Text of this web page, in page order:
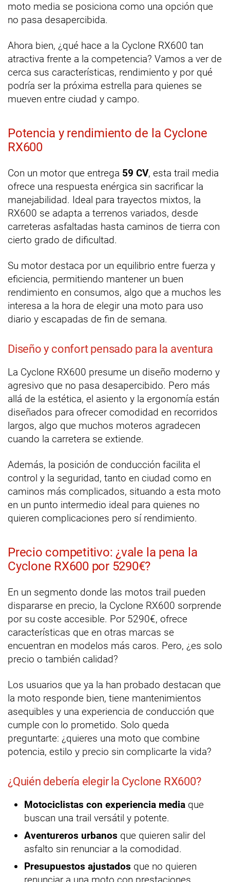
moto media se posiciona como una opción que
no pasa desapercibida.
Ahora bien, ¿qué hace a la Cyclone RX600 tan
atractiva frente a la competencia? Vamos a ver de
cerca sus características, rendimiento y por qué
podría ser la próxima estrella para quienes se
mueven entre ciudad y campo.
Potencia y rendimiento de la Cyclone
RX600
Con un motor que entrega 59 CV, esta trail media
ofrece una respuesta enérgica sin sacrificar la
manejabilidad. Ideal para trayectos mixtos, la
RX600 se adapta a terrenos variados, desde
carreteras asfaltadas hasta caminos de tierra con
cierto grado de dificultad.
Su motor destaca por un equilibrio entre fuerza y
eficiencia, permitiendo mantener un buen
rendimiento en consumos, algo que a muchos les
interesa a la hora de elegir una moto para uso
diario y escapadas de fin de semana.
Diseño y confort pensado para la aventura
La Cyclone RX600 presume un diseño moderno y
agresivo que no pasa desapercibido. Pero más
allá de la estética, el asiento y la ergonomía están
diseñados para ofrecer comodidad en recorridos
largos, algo que muchos moteros agradecen
cuando la carretera se extiende.
Además, la posición de conducción facilita el
control y la seguridad, tanto en ciudad como en
caminos más complicados, situando a esta moto
en un punto intermedio ideal para quienes no
quieren complicaciones pero sí rendimiento.
Precio competitivo: ¿vale la pena la
Cyclone RX600 por 5290€?
En un segmento donde las motos trail pueden
dispararse en precio, la Cyclone RX600 sorprende
por su coste accesible. Por 5290€, ofrece
características que en otras marcas se
encuentran en modelos más caros. Pero, ¿es solo
precio o también calidad?
Los usuarios que ya la han probado destacan que
la moto responde bien, tiene mantenimientos
asequibles y una experiencia de conducción que
cumple con lo prometido. Solo queda
preguntarte: ¿quieres una moto que combine
potencia, estilo y precio sin complicarte la vida?
¿Quién debería elegir la Cyclone RX600?
Motociclistas con experiencia media que
buscan una trail versátil y potente.
Aventureros urbanos que quieren salir del
asfalto sin renunciar a la comodidad.
Presupuestos ajustados que no quieren